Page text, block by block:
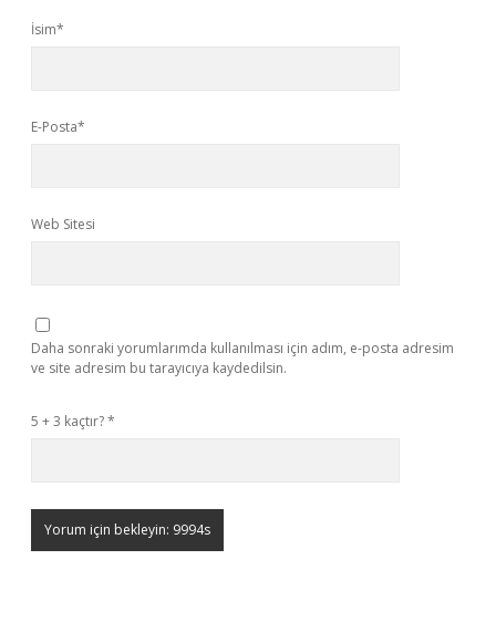
İsim*
E-Posta*
Web Sitesi
Daha sonraki yorumlarımda kullanılması için adım, e-posta adresim
ve site adresim bu tarayıcıya kaydedilsin.
5 + 3 kaçtır?*